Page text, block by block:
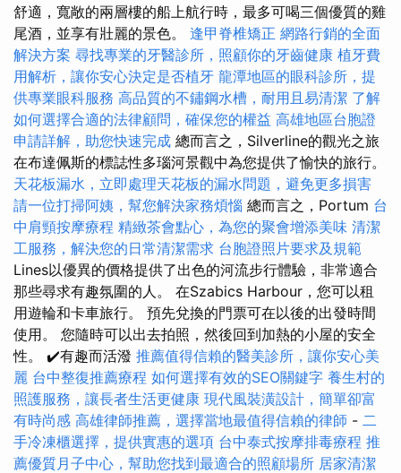
舒適，寬敞的兩層樓的船上航行時，最多可喝三個優質的雞
尾酒，並享有壯麗的景色。 逢甲脊椎矯正 網路行銷的全面
解決方案 尋找專業的牙醫診所，照顧你的牙齒健康 植牙費
用解析，讓你安心決定是否植牙 龍潭地區的眼科診所，提
供專業眼科服務 高品質的不鏽鋼水槽，耐用且易清潔 了解
如何選擇合適的法律顧問，確保您的權益 高雄地區台胞證
申請詳解，助您快速完成 總而言之，Silverline的觀光之旅
在布達佩斯的標誌性多瑙河景觀中為您提供了愉快的旅行。
天花板漏水，立即處理天花板的漏水問題，避免更多損害
請一位打掃阿姨，幫您解決家務煩惱 總而言之，Portum 台
中肩頸按摩療程 精緻茶會點心，為您的聚會增添美味 清潔
工服務，解決您的日常清潔需求 台胞證照片要求及規範
Lines以優異的價格提供了出色的河流步行體驗，非常適合
那些尋求有趣氛圍的人。 在Szabics Harbour，您可以租
用遊輪和卡車旅行。 預先兌換的門票可在以後的出發時間
使用。 您隨時可以出去拍照，然後回到加熱的小屋的安全
性。 ✔️有趣而活潑 推薦值得信賴的醫美診所，讓你安心美
麗 台中整復推薦療程 如何選擇有效的SEO關鍵字 養生村的
照護服務，讓長者生活更健康 現代風裝潢設計，簡單卻富
有時尚感 高雄律師推薦，選擇當地最值得信賴的律師 - 二
手冷凍櫃選擇，提供實惠的選項 台中泰式按摩排毒療程 推
薦優質月子中心，幫助您找到最適合的照顧場所 居家清潔